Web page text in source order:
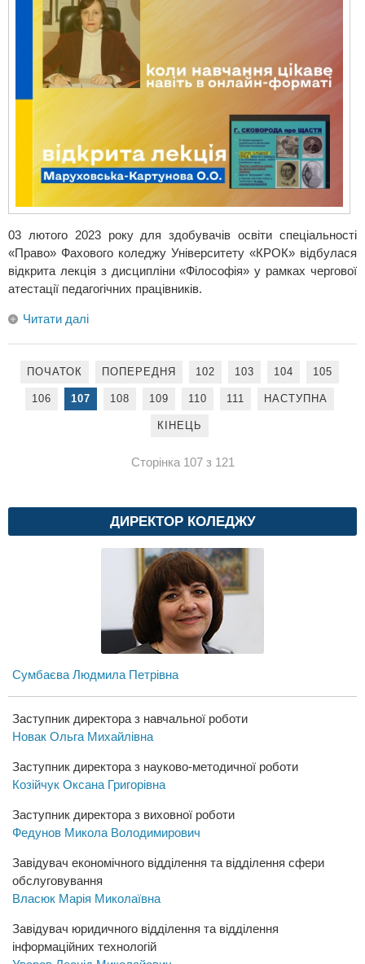
03 лютого 2023 року для здобувачів освіти спеціальності
«Право» Фахового коледжу Університету «КРОК» відбулася
відкрита лекція з дисципліни «Філософія» у рамках чергової
атестації педагогічних працівників.
Читати далі
ПОЧАТОК ПОПЕРЕДНЯ 102 103 104 105
106 107 108 109 110 111 НАСТУПНА
КІНЕЦЬ
Сторінка 107 з 121
ДИРЕКТОР КОЛЕДЖУ
Сумбаєва Людмила Петрівна
Заступник директора з навчальної роботи
Новак Ольга Михайлівна
Заступник директора з науково-методичної роботи
Козійчук Оксана Григорівна
Заступник директора з виховної роботи
Федунов Микола Володимирович
Завідувач економічного відділення та відділення сфери
обслуговування
Власюк Марія Миколаївна
Завідувач юридичного відділення та відділення
інформаційних технологій